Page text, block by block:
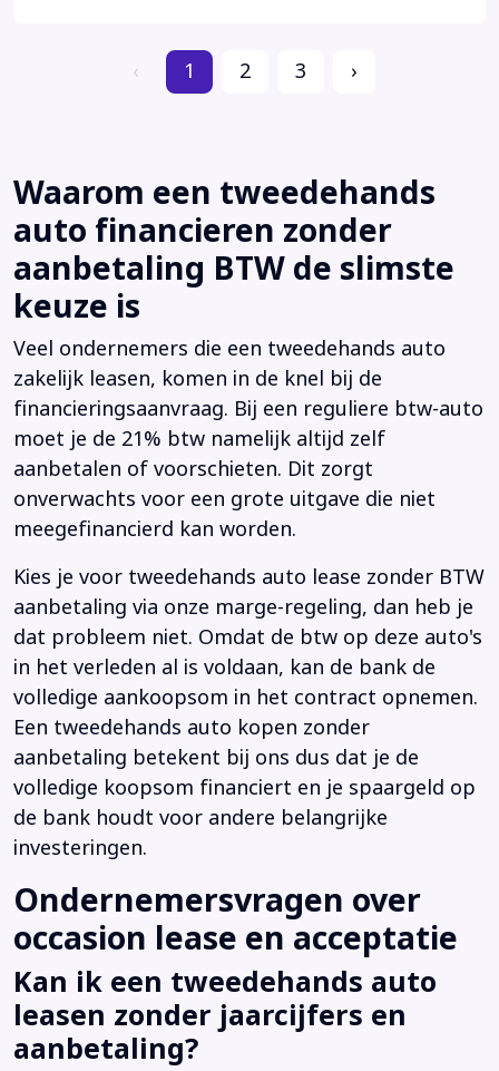
‹ 1 2 3 ›
Waarom een tweedehands
auto financieren zonder
aanbetaling BTW de slimste
keuze is
Veel ondernemers die een tweedehands auto
zakelijk leasen, komen in de knel bij de
financieringsaanvraag. Bij een reguliere btw-auto
moet je de 21% btw namelijk altijd zelf
aanbetalen of voorschieten. Dit zorgt
onverwachts voor een grote uitgave die niet
meegefinancierd kan worden.
Kies je voor tweedehands auto lease zonder BTW
aanbetaling via onze marge-regeling, dan heb je
dat probleem niet. Omdat de btw op deze auto's
in het verleden al is voldaan, kan de bank de
volledige aankoopsom in het contract opnemen.
Een tweedehands auto kopen zonder
aanbetaling betekent bij ons dus dat je de
volledige koopsom financiert en je spaargeld op
de bank houdt voor andere belangrijke
investeringen.
Ondernemersvragen over
occasion lease en acceptatie
Kan ik een tweedehands auto
leasen zonder jaarcijfers en
aanbetaling?